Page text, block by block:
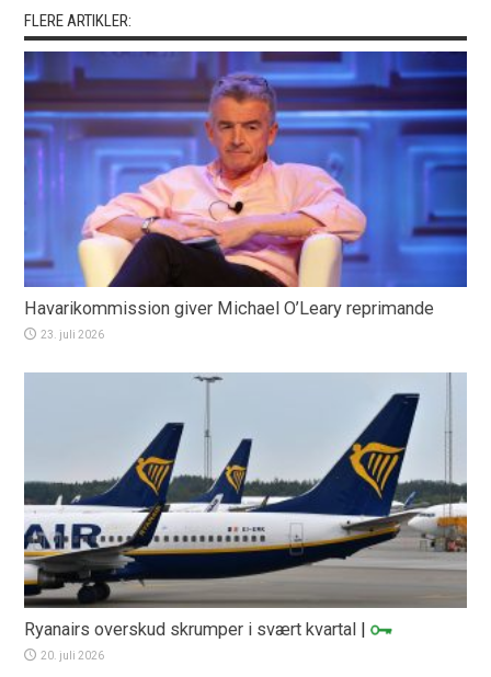
FLERE ARTIKLER:
Havarikommission giver Michael O’Leary reprimande
23. juli 2026
Ryanairs overskud skrumper i svært kvartal |
20. juli 2026